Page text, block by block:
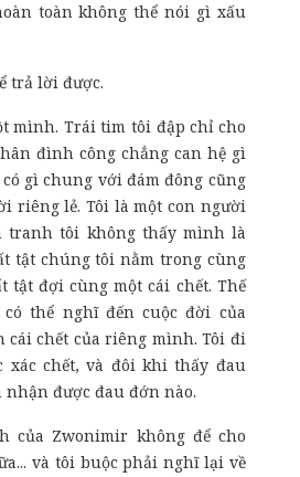
toàn không thể nói gì xấu
trả lời được.
mình. Trái tim tôi đập chỉ cho
đình công chẳng can hệ gì
gì chung với đám đông cũng
riêng lẻ. Tôi là một con người
tranh tôi không thấy mình là
tật chúng tôi nằm trong cùng
tật đợi cùng một cái chết. Thế
thể nghĩ đến cuộc đời của
cái chết của riêng mình. Tôi đi
xác chết, và đôi khi thấy đau
nhận được đau đớn nào.
của Zwonimir không để cho
và tôi buộc phải nghĩ lại về